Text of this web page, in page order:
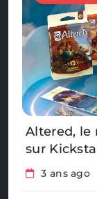
Altered, le
sur
3 ans ago